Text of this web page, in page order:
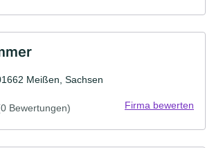
Meißen, Sachsen
Bewertungen) Firma bewerten